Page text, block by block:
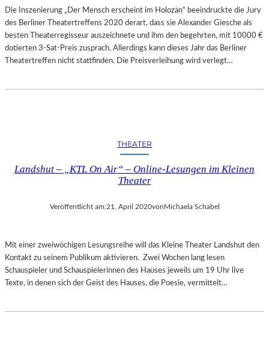
Die Inszenierung „Der Mensch erscheint im Holozän“ beeindruckte die Jury
des Berliner Theatertreffens 2020 derart, dass sie Alexander Giesche als
besten Theaterregisseur auszeichnete und ihm den begehrten, mit 10000 €
dotierten 3-Sat-Preis zusprach. Allerdings kann dieses Jahr das Berliner
Theatertreffen nicht stattfinden. Die Preisverleihung wird verlegt…
THEATER
Landshut – „KTL On Air“ – Online-Lesungen im Kleinen
Theater
Veröffentlicht am:21. April 2020vonMichaela Schabel
Mit einer zweiwöchigen Lesungsreihe will das Kleine Theater Landshut den
Kontakt zu seinem Publikum aktivieren. Zwei Wochen lang lesen
Schauspieler und Schauspielerinnen des Hauses jeweils um 19 Uhr live
Texte, in denen sich der Geist des Hauses, die Poesie, vermittelt…